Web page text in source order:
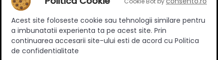
Ratingul general al produsului
Acest site foloseste cookie sau tehnologii similare pentru
a imbunatatii experienta ta pe acest site. Prin
continuarea accesarii site-ului esti de acord cu Politica
de confidentialitate